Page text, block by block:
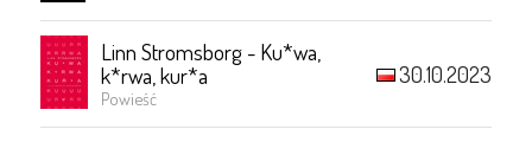
Linn Stromsborg - Ku*wa,
k*rwa, kur*a
Powieść
30.10.2023